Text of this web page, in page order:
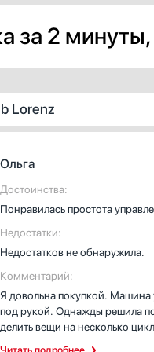
за 2
Lorenz
Ольга
Достоинства:
Понравилась простота
Недостатки:
Недостатков не обнаружила.
Комментарий:
Я довольна покупкой. Машина
под рукой. Однажды решила
делить вещи на несколько